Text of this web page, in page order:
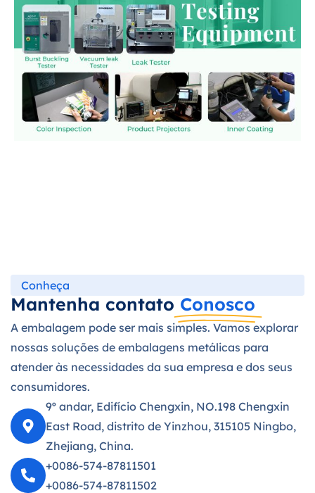
Conheça
Mantenha contato Conosco
A embalagem pode ser mais simples. Vamos explorar
nossas soluções de embalagens metálicas para
atender às necessidades da sua empresa e dos seus
consumidores.
9º andar, Edifício Chengxin, NO.198 Chengxin
East Road, distrito de Yinzhou, 315105 Ningbo,
Zhejiang, China.
+0086-574-87811501
+0086-574-87811502